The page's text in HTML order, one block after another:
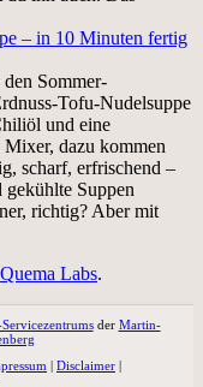
– in 10 Minuten fertig
Sommer-
Tofu-Nudelsuppe
und eine
dazu kommen
scharf, erfrischend –
Suppen
richtig? Aber mit
Quema Labs.
der Martin-
Disclaimer